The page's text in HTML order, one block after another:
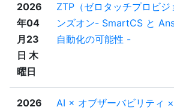
2026
年04
月23
日 木
曜日
ZTP（ゼロタッチプロビ
ンズオン- SmartCS と
自動化の可能性 -
2026
AI × オブザーバビリティ